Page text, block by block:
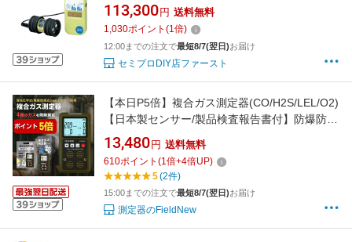
113,300 円 送料無料
1,030ポイント (1倍)
12:00までの注文で最短8/7(翌日)お届け
セミプロDIY店ファースト
【本日P5倍】複合ガス測定器(CO/H2S/LEL/O2)
【日本製センサー/製品検査報告書付】防爆防塵
防水 3重警報 日本語説明書 動画解説 保証書付
一酸化炭素 硫化水素 可燃性ガス 酸素 ガス漏れ
警報器 検知器 キャンプ 車中泊 温泉 FieldNew
13,480 円 送料無料
610ポイント (1倍+4倍UP)
5(2件)
15:00までの注文で最短8/7(翌日)お届け
測定器のFieldNew